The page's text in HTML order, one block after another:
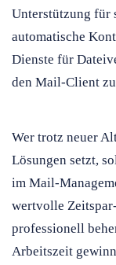
Unterstützung für
automatische
Dienste für
den Mail-Client
Wer trotz neuer
Lösungen setzt,
im Mail-
wertvolle
professionell
Arbeitszeit